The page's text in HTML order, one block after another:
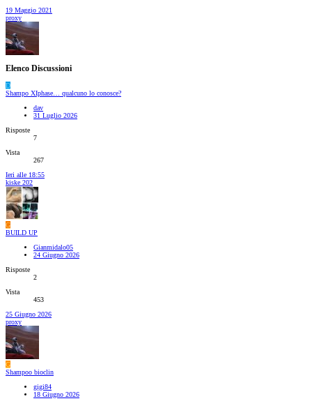
19 Maggio 2021
proxy
Elenco Discussioni
D
Shampo XIphase… qualcuno lo conosce?
dav
31 Luglio 2026
Risposte
7
Vista
267
Ieri alle 18:55
kiske 202
G
BUILD UP
Gianmidalo05
24 Giugno 2026
Risposte
2
Vista
453
25 Giugno 2026
proxy
G
Shampoo bioclin
gigi84
18 Giugno 2026